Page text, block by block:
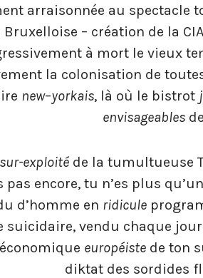
arraisonnée au spectacle
Bruxelloise – création de la
à mort le vieux
la colonisation de
new–yorkais, là où le bistrot
envisageables
sur-exploitéde la tumultueuse
pas encore, tu n’es plus
d’homme en ridicule
suicidaire, vendu chaque
européiste de ton
diktat des sordides